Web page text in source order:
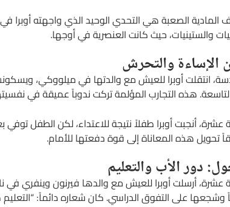
المادية الصعبة هي التحدي الوحيد الذي واجهته أوبرا
والستينيات، حيث كانت العنصرية في أوجها.
الإساءة والتحرش
انتقلت أوبرا للعيش مع والدتها في ميلووكي،
هذه التجارب المؤلمة تركت ندوباً عميقة في
عشرة، أنجبت أوبرا طفلاً نتيجة للاعتداء، لكن الطفل
تحويل هذه المعاناة إلى قوة دفعتها للأمام.
دور الأب والتعليم
عشرة، أرسلت أوبرا للعيش مع والدها فيرنون وينفري
وشجعها على التفوق الدراسي. كان شعاره دائماً: “التعليم